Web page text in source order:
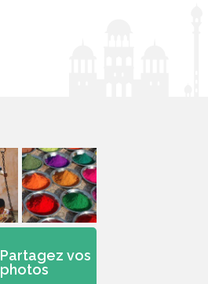
Partagez vos
photos